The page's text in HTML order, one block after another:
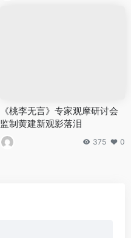
《桃李无言》专家观摩研讨会
监制黄建新观影落泪
375 0